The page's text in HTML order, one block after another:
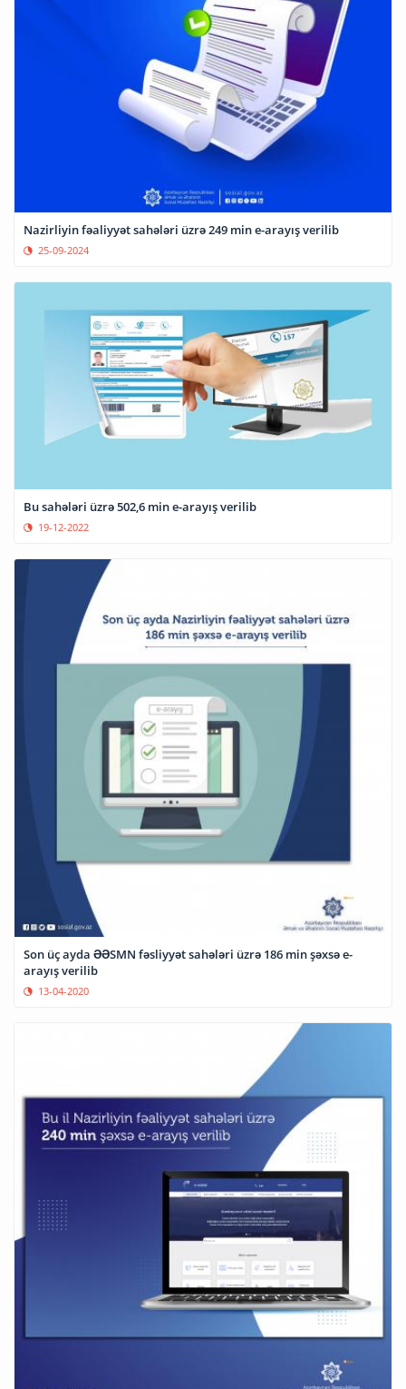
Nazirliyin fəaliyyət sahələri üzrə 249 min e-arayış verilib
25-09-2024
Bu sahələri üzrə 502,6 min e-arayış verilib
19-12-2022
Son üç ayda ƏƏSMN fəsliyyət sahələri üzrə 186 min şəxsə e-
arayış verilib
13-04-2020